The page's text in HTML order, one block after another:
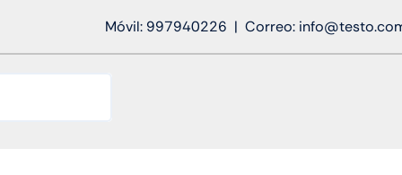
Móvil: 997940226 | Correo: